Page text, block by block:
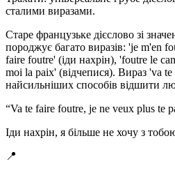
сталими виразами.
Старе французьке дієслово зі
породжує багато виразів: 'je m'en
faire foutre' (іди нахрін), 'foutre le
moi la paix' (відчепися). Вираз 'va
найсильніших способів відшити
“Va te faire foutre, je ne veux plus te
Іди нахрін, я більше не хочу з
📍